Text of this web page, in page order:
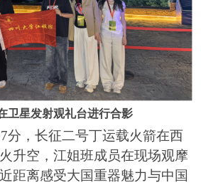
卫星发射观礼台进行合影
分，长征二号丁运载火箭在西
升空，江姐班成员在现场观摩
距离感受大国重器魅力与中国